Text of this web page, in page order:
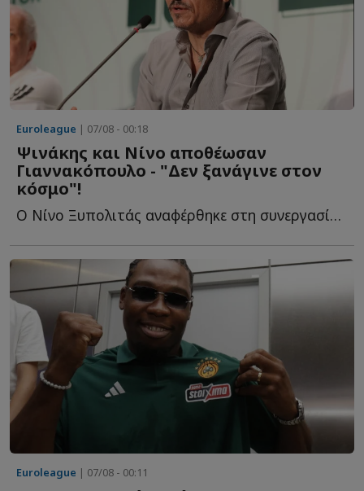
Euroleague | 07/08 - 00:18
Ψινάκης και Νίνο αποθέωσαν
Γιαννακόπουλο - "Δεν ξανάγινε στον
κόσμο"!
Ο Νίνο Ξυπολιτάς αναφέρθηκε στη συνεργασία του με τον Δ...
Euroleague | 07/08 - 00:11